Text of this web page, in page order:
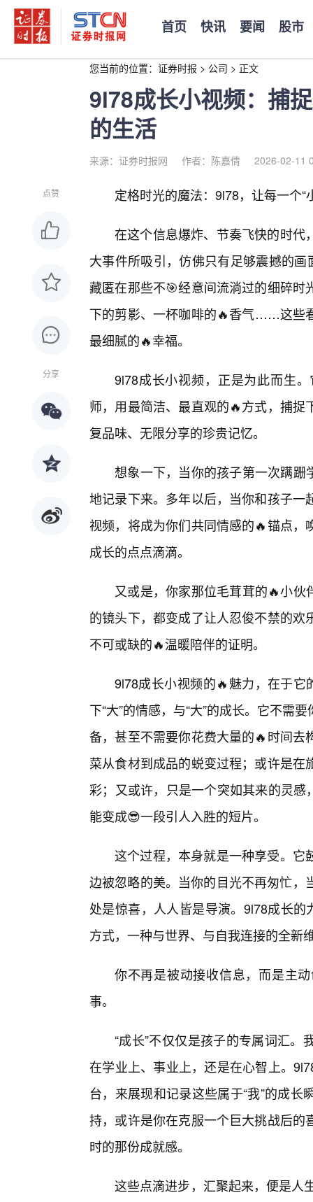
首页 快讯 要闻 股市
您当前的位置： 证券时报 > 公司 > 正文
9l78成长小视频：捕
的生活
来源：证券时报网 作者：陈嘉倩 2026-02-11
点赞
分享
定格时光的魔法：9l78，让每一个“
在这个信息爆炸、节奏飞快的时代
大事件所吸引，仿佛只有足够震撼的
藏匿在那些不🎯经意间流淌过的细碎
下的剪影、一杯咖啡的🔥香气……这些
最细腻的🔥幸福。
9l78成长小视频，正是为此而生
师，用最简洁、最直观的🔥方式，捕
复品味、无限分享的珍贵记忆。
想象一下，当你的孩子第一次蹒
地记录下来。多年以后，当你和孩子
视频，将成为你们共同情感的🔥锚点
成长的点点滴滴。
又或是，你家那位毛茸茸的🔥小
的镜头下，都变成了让人忍俊不禁的
不可或缺的🔥温暖陪伴的证明。
9l78成长小视频的🔥魅力，在于
下“大”的情感，与“大”的成长。它不需
备，甚至不需要你花费大量的🔥时间
菜从食材到成品的蜕变过程；或许是
彩；又或许，只是一个突如其来的灵
能变成😎一段引人入胜的短片。
这个过程，本身就是一种享受。它
边被忽略的美。当你的目光不再匆忙
处是惊喜，人人皆是导演。9l78成长的
方式，一种与世界、与自我连接的全新
你不再是被动接收信息，而是主
事。
“成长”不仅仅是孩子的专属词汇
在学业上、事业上，还是在心智上。
台，来展现和记录这些属于“我”的成
持，或许是你在克服一个巨大挑战后
时的那份成就感。
这些点滴进步，汇聚起来，便是人